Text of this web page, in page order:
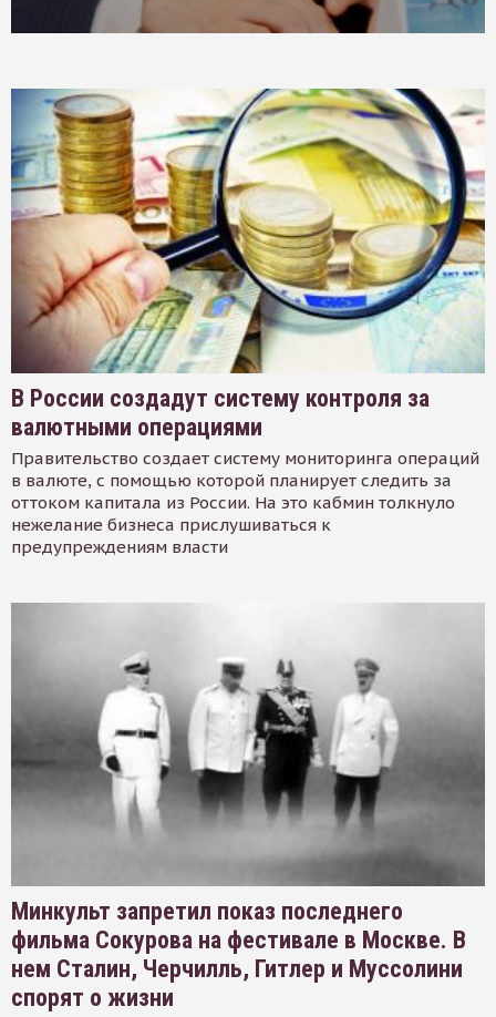
В России создадут систему контроля за
валютными операциями
Правительство создает систему мониторинга операций
в валюте, с помощью которой планирует следить за
оттоком капитала из России. На это кабмин толкнуло
нежелание бизнеса прислушиваться к
предупреждениям власти
Минкульт запретил показ последнего
фильма Сокурова на фестивале в Москве. В
нем Сталин, Черчилль, Гитлер и Муссолини
спорят о жизни